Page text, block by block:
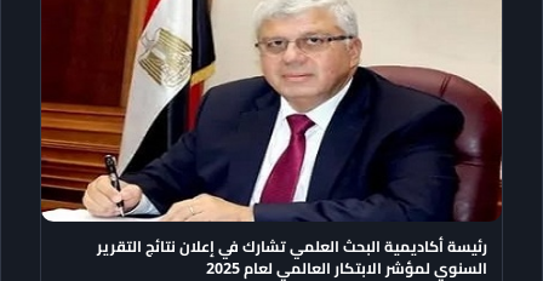
رئيسة أكاديمية البحث العلمي تشارك في إعلان نتائج التقرير
السنوي لمؤشر الابتكار العالمي لعام 2025